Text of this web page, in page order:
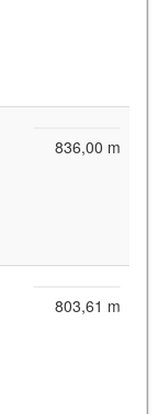
836,00 m
803,61 m